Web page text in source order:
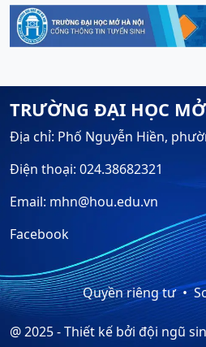
TRƯỜNG ĐẠI HỌC
Địa chỉ: Phố Nguyễn Hiền,
Điện thoại: 024.38682321
Email: mhn@hou.edu.vn
Facebook
Quyền riêng tư
@ 2025 - Thiết kế bởi đội ngũ